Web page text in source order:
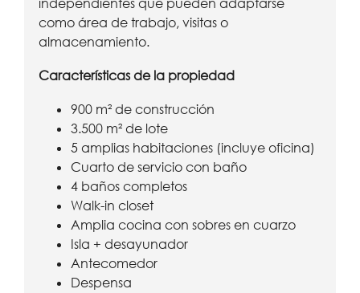
independientes que pueden adaptarse
como área de trabajo, visitas o
almacenamiento.
Características de la propiedad
900 m² de construcción
3.500 m² de lote
5 amplias habitaciones (incluye oficina)
Cuarto de servicio con baño
4 baños completos
Walk-in closet
Amplia cocina con sobres en cuarzo
Isla + desayunador
Antecomedor
Despensa